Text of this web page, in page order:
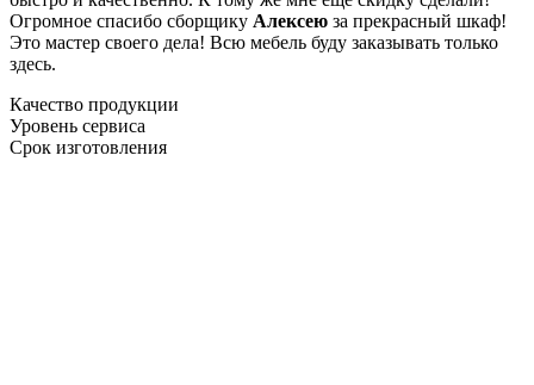
Огромное спасибо сборщику Алексею за прекрасный шкаф!
Это мастер своего дела! Всю мебель буду заказывать только
здесь.
Качество продукции
Уровень сервиса
Срок изготовления